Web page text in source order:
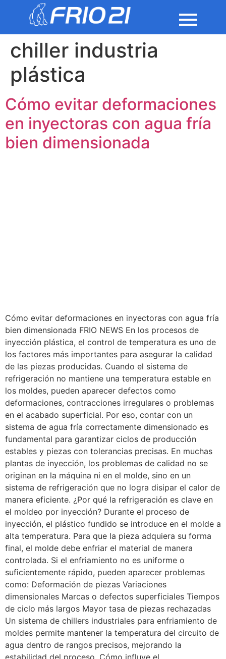
chiller industria
plástica
Cómo evitar deformaciones
en inyectoras con agua fría
bien dimensionada
Cómo evitar deformaciones en inyectoras con agua fría
bien dimensionada FRIO NEWS En los procesos de
inyección plástica, el control de temperatura es uno de
los factores más importantes para asegurar la calidad
de las piezas producidas. Cuando el sistema de
refrigeración no mantiene una temperatura estable en
los moldes, pueden aparecer defectos como
deformaciones, contracciones irregulares o problemas
en el acabado superficial. Por eso, contar con un
sistema de agua fría correctamente dimensionado es
fundamental para garantizar ciclos de producción
estables y piezas con tolerancias precisas. En muchas
plantas de inyección, los problemas de calidad no se
originan en la máquina ni en el molde, sino en un
sistema de refrigeración que no logra disipar el calor de
manera eficiente. ¿Por qué la refrigeración es clave en
el moldeo por inyección? Durante el proceso de
inyección, el plástico fundido se introduce en el molde a
alta temperatura. Para que la pieza adquiera su forma
final, el molde debe enfriar el material de manera
controlada. Si el enfriamiento no es uniforme o
suficientemente rápido, pueden aparecer problemas
como: Deformación de piezas Variaciones
dimensionales Marcas o defectos superficiales Tiempos
de ciclo más largos Mayor tasa de piezas rechazadas
Un sistema de chillers industriales para enfriamiento de
moldes permite mantener la temperatura del circuito de
agua dentro de rangos precisos, mejorando la
estabilidad del proceso. Cómo influye el